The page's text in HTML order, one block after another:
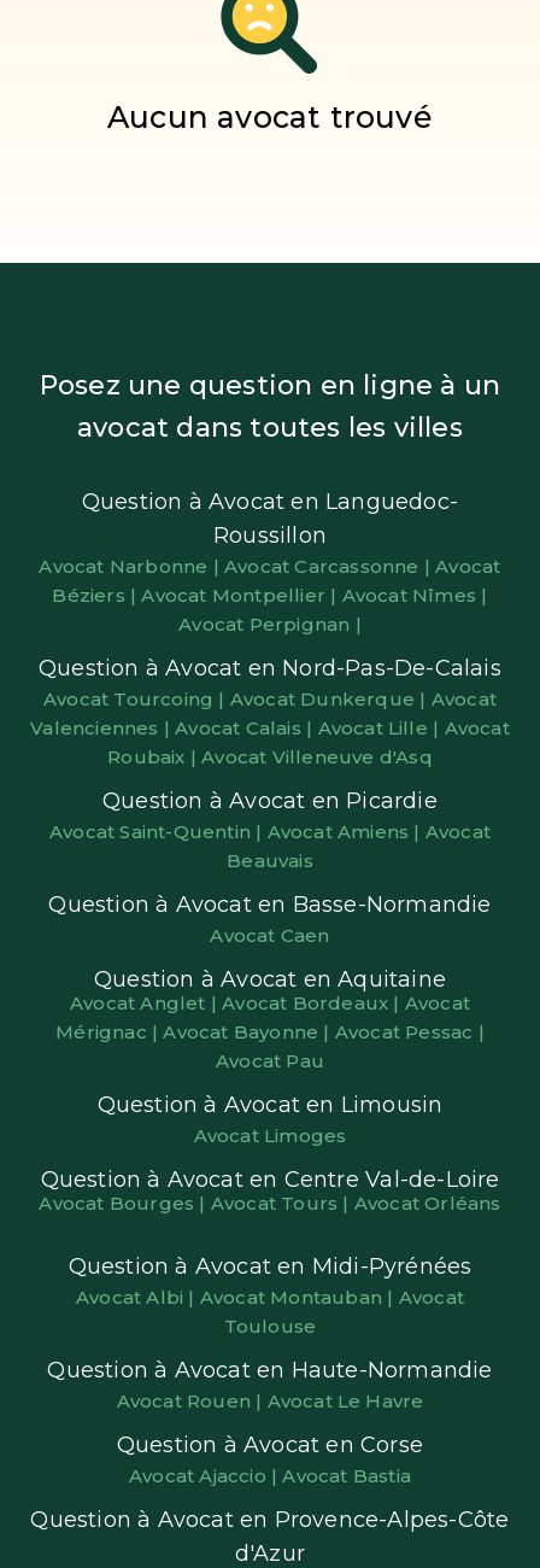
Aucun avocat trouvé
Posez une question en ligne à un
avocat dans toutes les villes
Question à Avocat en Languedoc-
Roussillon
Avocat Narbonne |Avocat Carcassonne |Avocat
Béziers |Avocat Montpellier | Avocat Nîmes |
Avocat Perpignan |
Question à Avocat en Nord-Pas-De-Calais
Avocat Tourcoing | Avocat Dunkerque | Avocat
Valenciennes |Avocat Calais | Avocat Lille | Avocat
Roubaix |Avocat Villeneuve d'Asq
Question à Avocat en Picardie
Avocat Saint-Quentin | Avocat Amiens | Avocat
Beauvais
Question à Avocat en Basse-Normandie
Avocat Caen
Question à Avocat en Aquitaine
Avocat Anglet |Avocat Bordeaux | Avocat
Mérignac |Avocat Bayonne | Avocat Pessac |
Avocat Pau
Question à Avocat en Limousin
Avocat Limoges
Question à Avocat en Centre Val-de-Loire
Avocat Bourges | Avocat Tours | Avocat Orléans
Question à Avocat en Midi-Pyrénées
Avocat Albi | Avocat Montauban | Avocat
Toulouse
Question à Avocat en Haute-Normandie
Avocat Rouen | Avocat Le Havre
Question à Avocat en Corse
Avocat Ajaccio |Avocat Bastia
Question à Avocat en Provence-Alpes-Côte
d'Azur